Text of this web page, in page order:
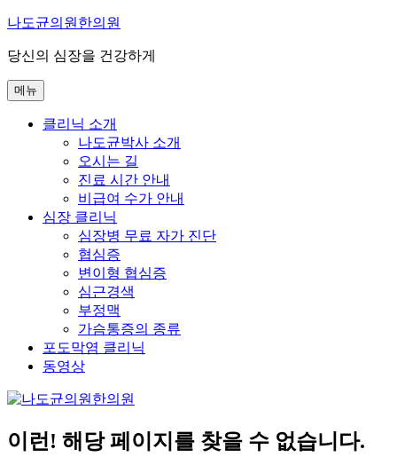
콘
츠
로
바
나도균의원한의원
당신의 심장을 건강하게
메뉴
클리닉 소개
나도균박사 소개
오시는 길
진료 시간 안내
비급여 수가 안내
심장 클리닉
심장병 무료 자가 진단
협심증
변이형 협심증
심근경색
부정맥
가슴통증의 종류
포도막염 클리닉
동영상
이런! 해당 페이지를 찾을 수 없습니다.